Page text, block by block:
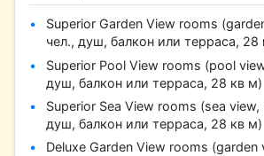
Superior Garden View rooms
чел., душ, балкон или терраса, 28
Superior Pool View rooms (pool
душ, балкон или терраса, 28 кв м)
Superior Sea View rooms (sea view,
душ, балкон или терраса, 28 кв м)
Deluxe Garden View rooms (garden